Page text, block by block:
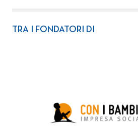
TRA I FONDATORI DI